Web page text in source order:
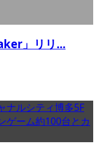
」リリ...